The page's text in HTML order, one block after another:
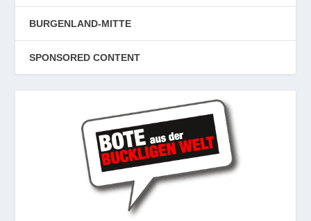
BURGENLAND-MITTE
SPONSORED CONTENT